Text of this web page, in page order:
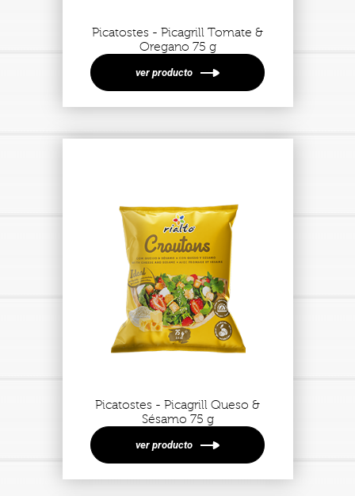
Picatostes - Picagrill Tomate &
Oregano 75 g
ver producto
Picatostes - Picagrill Queso &
Sésamo 75 g
ver producto